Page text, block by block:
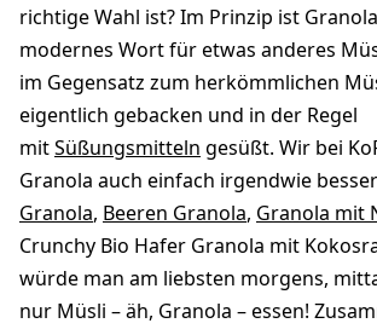
richtige Wahl ist? Im Prinzip ist
modernes Wort für etwas anderes
im Gegensatz zum herkömmlichen
eigentlich gebacken und in der Regel
mitSüßungsmitteln gesüßt. Wir bei
Granola auch einfach irgendwie
Granola, Beeren Granola, Granola mit
Crunchy Bio Hafer Granola mit
würde man am liebsten morgens,
nur Müsli – äh, Granola – essen!